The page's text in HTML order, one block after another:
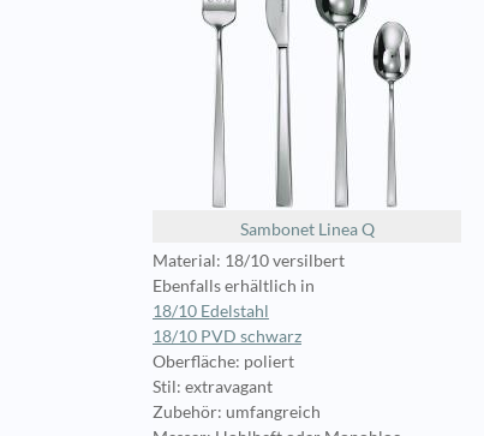
Sambonet Linea Q
Material: 18/10 versilbert
Ebenfalls erhältlich in
18/10 Edelstahl
18/10 PVD schwarz
Oberfläche: poliert
Stil: extravagant
Zubehör: umfangreich